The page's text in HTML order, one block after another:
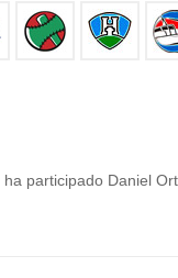
participado Daniel